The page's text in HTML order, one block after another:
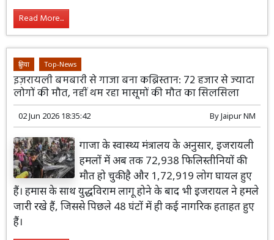
Read More...
दुनिया Top-News
इज़रायली बमबारी से गाजा बना कब्रिस्तान: 72 हजार से ज्यादा
लोगों की मौत, नहीं थम रहा मासूमों की मौत का सिलसिला
02 Jun 2026 18:35:42 ByJaipur NM
गाजा के स्वास्थ्य मंत्रालय के अनुसार, इजरायली
हमलों में अब तक 72,938 फिलिस्तीनियों की
मौत हो चुकी है और 1,72,919 लोग घायल हुए
हैं। हमास के साथ युद्धविराम लागू होने के बाद भी इजरायल ने हमले
जारी रखे हैं, जिससे पिछले 48 घंटों में ही कई नागरिक हताहत हुए
हैं।